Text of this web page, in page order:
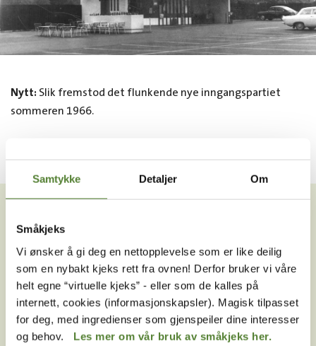
Samtykke Detaljer Om
Småkjeks
Vi ønsker å gi deg en nettopplevelse som er like deilig
som en nybakt kjeks rett fra ovnen! Derfor bruker vi våre
helt egne “virtuelle kjeks” - eller som de kalles på
internett, cookies (informasjonskapsler). Magisk tilpasset
for deg, med ingredienser som gjenspeiler dine interesser
og behov. Les mer om vår bruk av småkjeks her.
Nytt: Slik fremstod det flunkende nye inngangspartiet
sommeren 1966.
VIL DU HA NYHETSBREV FRA
unike tilbud og nyheter. Uten nyhetsbrev går du glipp
av mange fordeler.
E-post
MELD MEG PÅ